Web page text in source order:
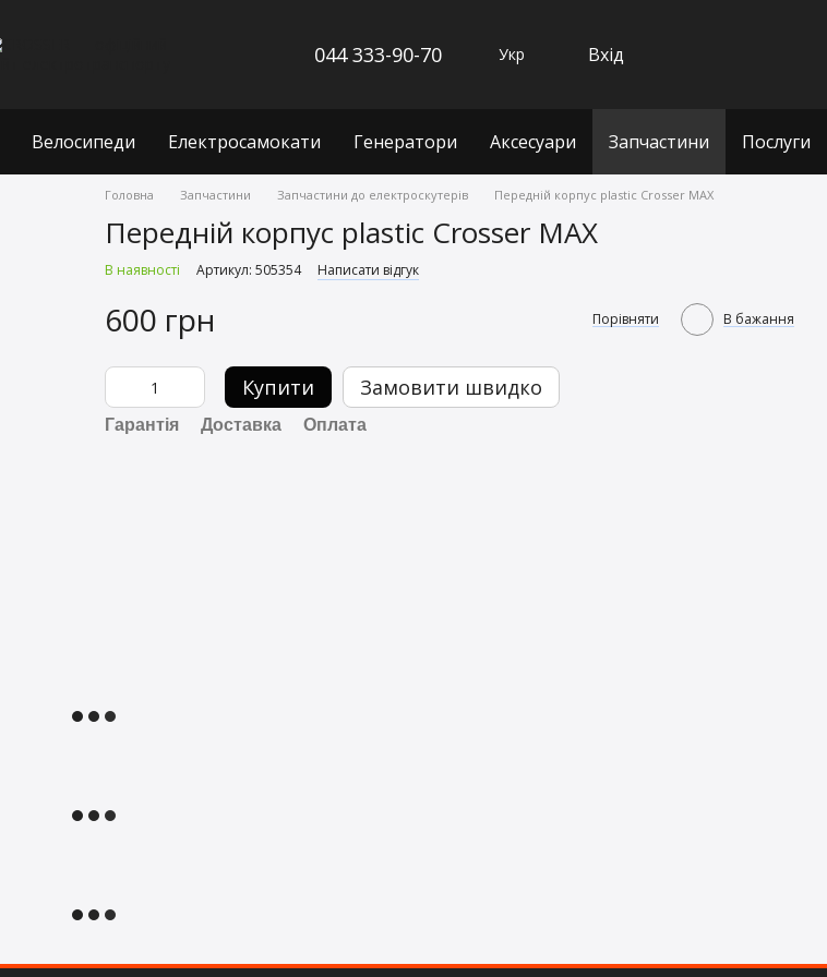
044 333-90-70 Укр Вхід
Велосипеди Електросамокати Генератори Аксесуари Запчастини Послуги
Головна Запчастини Запчастини до електроскутерів Передній корпус plastic Crosser MAX
Передній корпус plastic Crosser MAX
В наявності Артикул: 505354 Написати відгук
600 грн Порівняти В бажання
Купити Замовити швидко
Гарантія Доставка Оплата